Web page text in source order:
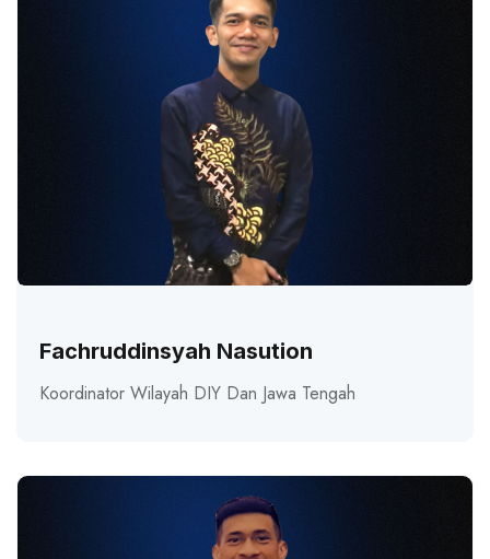
Fachruddinsyah Nasution
Koordinator Wilayah DIY Dan Jawa Tengah